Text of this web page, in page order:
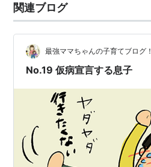
関連ブログ
最強ママちゃんの子育てブログ！
No.19 仮病宣言する息子